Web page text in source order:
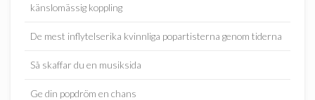
känslomässig koppling
De mest inflytelserika kvinnliga popartisterna genom tiderna
Så skaffar du en musiksida
Ge din popdröm en chans